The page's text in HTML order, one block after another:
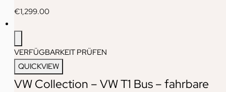
€1,299.00
VERFÜGBARKEIT PRÜFEN
QUICKVIEW
VW Collection – VW T1 Bus – fahrbare